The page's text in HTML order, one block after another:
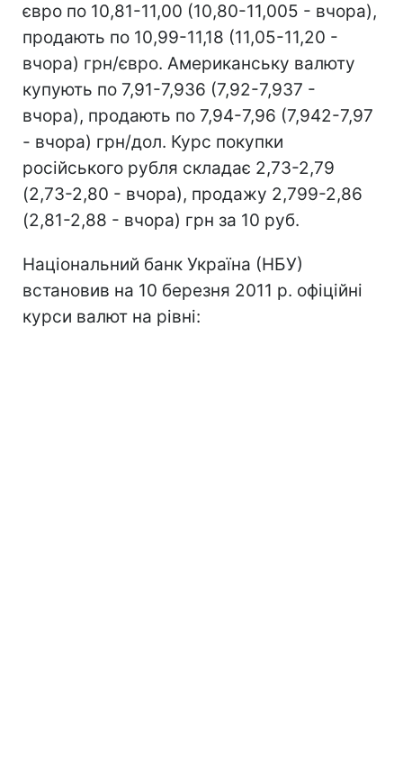
євро по 10,81-11,00 (10,80-11,005 - вчора),
продають по 10,99-11,18 (11,05-11,20 -
вчора) грн/євро. Американську валюту
купують по 7,91-7,936 (7,92-7,937 -
вчора), продають по 7,94-7,96 (7,942-7,97
- вчора) грн/дол. Курс покупки
російського рубля складає 2,73-2,79
(2,73-2,80 - вчора), продажу 2,799-2,86
(2,81-2,88 - вчора) грн за 10 руб.
Національний банк Україна (НБУ)
встановив на 10 березня 2011 р. офіційні
курси валют на рівні: